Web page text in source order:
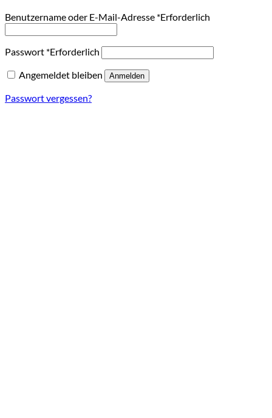
Benutzername oder E-Mail-Adresse *Erforderlich
Passwort *Erforderlich
Angemeldet bleiben
Anmelden
Passwort vergessen?